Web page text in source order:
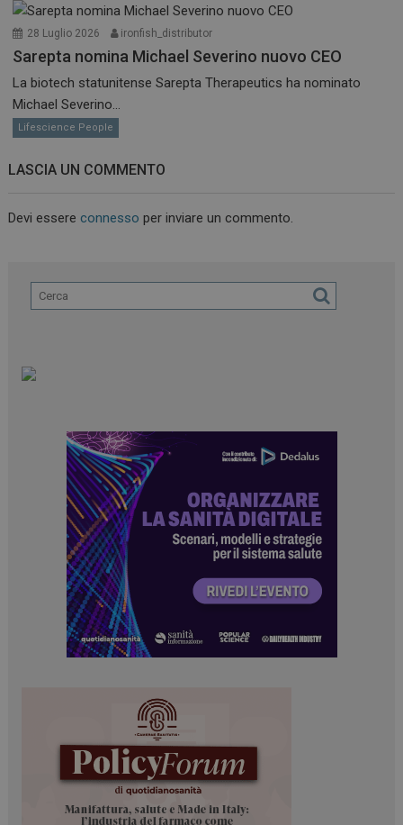
28 Luglio 2026 ironfish_distributor
Sarepta nomina Michael Severino nuovo CEO
La biotech statunitense Sarepta Therapeutics ha nominato
Michael Severino...
Lifescience People
LASCIA UN COMMENTO
Devi essereconnesso per inviare un commento.